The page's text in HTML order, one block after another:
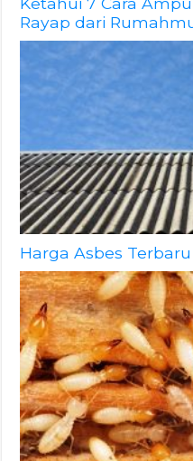
Rayap dari
Harga Asbes Terbaru